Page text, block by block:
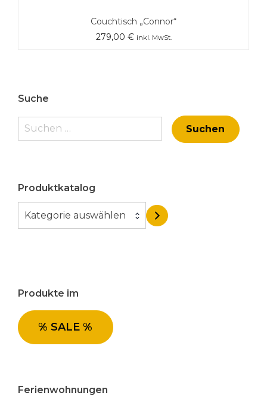
Couchtisch „Connor“
279,00 € inkl. MwSt.
Suche
Suchen
nach:
Produktkatalog
a
r
e
a
Kategorie auswählen
Produkte im
% SALE %
Ferienwohnungen